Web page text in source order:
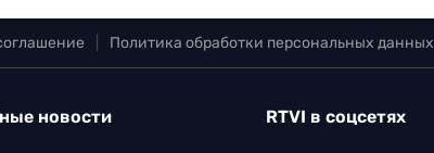
Политика обработки персональных данных
новости RTVI в соцсетях